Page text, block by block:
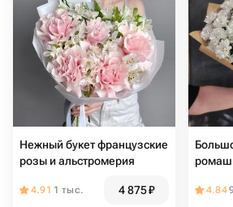
Нежный букет французские
розы и альстромерия
4.91 1 тыс. 4 875₽ 4.84